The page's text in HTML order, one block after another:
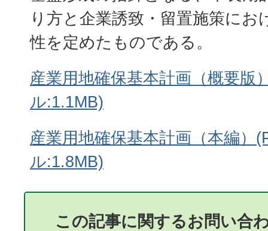
り方と企業誘致・留置施策にお
性を定めたものである。
産業用地確保基本計画（概要版
ル:1.1MB)
産業用地確保基本計画（本編）
ル:1.8MB)
この記事に関するお問い合